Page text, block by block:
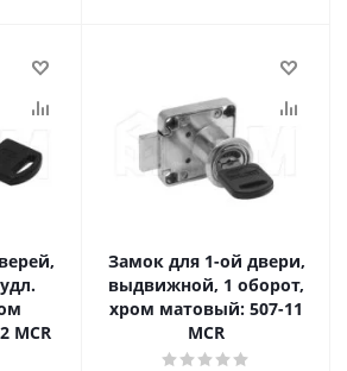
MCR
Замок для 1-ой двери,
выдвижной, 1 оборот,
хром матовый: 507-11
MCR